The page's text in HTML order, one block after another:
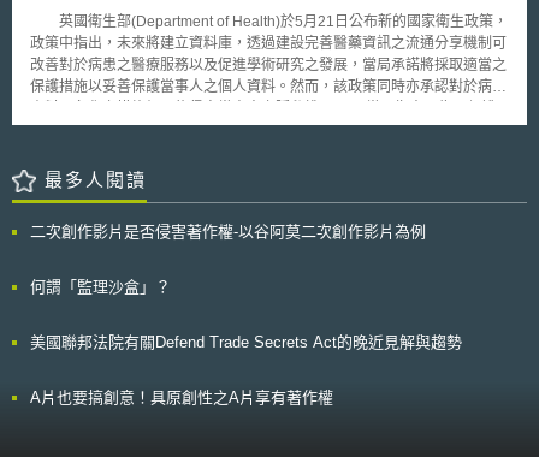
100Tbps核心網絡所需的傳輸容量，達到以往的光纖的容量限制，將透過無
線電接入技術進一步發展，補足不足的光學寬頻。然而，人們對於網路更快
的通信速度、安全性及可靠性的功能需求是沒有改變的。
框架。在監管框架下，應包括下列幾個重點：1.有效實施與執行現有歐盟和
國家法規，例如現行法規有關責任歸屬之規範可能需要進一步釐清；2.釐清
現行歐盟法規之限制，例如現行歐盟產品安全法規原則上不適用於「服務」
或是是否涵蓋獨立運作之軟體（stand-alone software）有待釐清；3.應可
更改人工智慧系統之功能，人工智慧技術需要頻繁更新軟體，針對此類風
變化。同時，白皮書也提出高風險人工智慧應用程式的判斷標準與監管重
點，認為未來應根據風險來進行不同程度之監管。執委會並透過網站向公眾
徵求針對《人工智慧白皮書》所提出建議之諮詢意見，截止日期為2020年5
英國衛生部(Department of Health)於5月21日公布新的國家衛生政策，
政策中指出，未來將建立資料庫，透過建設完善醫藥資訊之流通分享機制可
改善對於病患之醫療服務以及促進學術研究之發展，當局承諾將採取適當之
保護措施以妥善保護當事人之個人資料。然而，該政策同時亦承認對於病患
當事人之權益，將個人資料匿名化實屬必要，然而，對於醫療院所而言，縱
高或者體重等，仍可能間接識別出當事人之個人資料。 衛生部重申建
立資料庫分享當事人之個人醫療資料將可有效促進學術研究之發展，但將會
部於該政策中指出未來將要求英國之醫療機構必須於內部建立系統，使患
員指出，由於此政策涉及敏感性個人資料之蒐集，所以其針對衛生部之政策
最多人閱讀
二次創作影片是否侵害著作權-以谷阿莫二次創作影片為例
何謂「監理沙盒」？
美國聯邦法院有關Defend Trade Secrets Act的晚近見解與趨勢
A片也要搞創意！具原創性之A片享有著作權